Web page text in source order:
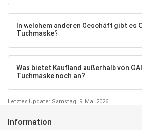
In welchem anderen Geschäft gibt es
Tuchmaske?
Was bietet Kaufland außerhalb von
Tuchmaske noch an?
Letztes Update: Samstag, 9. Mai 2026
Information